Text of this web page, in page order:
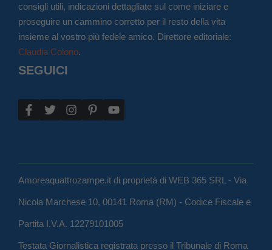
consigli utili, indicazioni dettagliate sul come iniziare e
proseguire un cammino corretto per il resto della vita
insieme al vostro più fedele amico. Direttore editoriale:
Claudia Colono.
SEGUICI
Amoreaquattrozampe.it di proprietà di WEB 365 SRL - Via
Nicola Marchese 10, 00141 Roma (RM) - Codice Fiscale e
Partita I.V.A. 12279101005
Testata Giornalistica registrata presso il Tribunale di Roma